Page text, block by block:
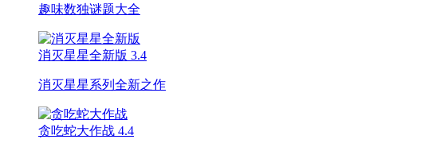
趣味数独谜题大全
消灭星星全新版 3.4
消灭星星系列全新之作
贪吃蛇大作战 4.4